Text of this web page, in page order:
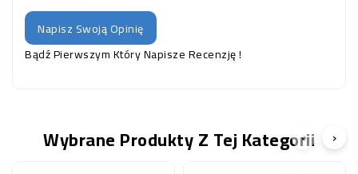
Napisz Swoją Opinię
Bądź Pierwszym Który Napisze Recenzję !
Wybrane Produkty Z Tej Kategorii
‹ ›